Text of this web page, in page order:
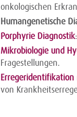
onkologischen
Humangenetische
Porphyrie Diagnostik
Mikrobiologie und
Fragestellungen.
Erregeridentifikation
von